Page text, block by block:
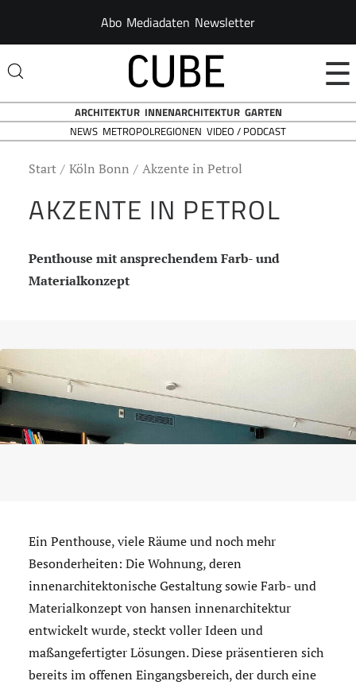
Abo Mediadaten Newsletter
☰
ARCHITEKTUR INNENARCHITEKTUR GARTEN
NEWS METROPOLREGIONEN VIDEO / PODCAST
Start Köln Bonn Akzente in Petrol
AKZENTE IN PETROL
Penthouse mit ansprechendem Farb- und
Materialkonzept
Ein Penthouse, viele Räume und noch mehr
Besonderheiten: Die Wohnung, deren
innenarchitektonische Gestaltung sowie Farb- und
Materialkonzept von hansen innenarchitektur
entwickelt wurde, steckt voller Ideen und
maßangefertigter Lösungen. Diese präsentieren sich
bereits im offenen Eingangsbereich, der durch eine